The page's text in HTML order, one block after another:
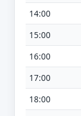
14:00
15:00
16:00
17:00
18:00